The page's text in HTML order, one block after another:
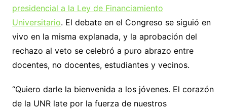
presidencial a la Ley de Financiamiento
Universitario. El debate en el Congreso se siguió en
vivo en la misma explanada, y la aprobación del
rechazo al veto se celebró a puro abrazo entre
docentes, no docentes, estudiantes y vecinos.
“Quiero darle la bienvenida a los jóvenes. El corazón
de la UNR late por la fuerza de nuestros